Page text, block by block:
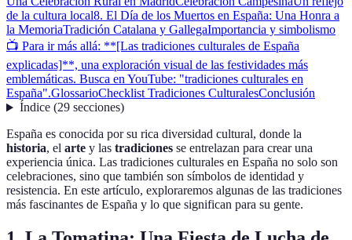
de la cultura local8. El Día de los Muertos en España: Una Honra a
la MemoriaTradición Catalana y GallegaImportancia y simbolismo
📺 Para ir más allá: **[Las tradiciones culturales de España
explicadas]**, una exploración visual de las festividades más
emblemáticas. Busca en YouTube: "tradiciones culturales en
España".GlossarioChecklist Tradiciones CulturalesConclusión
Índice(29 secciones)
España es conocida por su rica diversidad cultural, donde la
historia, el arte y las tradiciones se entrelazan para crear una
experiencia única. Las tradiciones culturales en España no solo son
celebraciones, sino que también son símbolos de identidad y
resistencia. En este artículo, exploraremos algunas de las tradiciones
más fascinantes de España y lo que significan para su gente.